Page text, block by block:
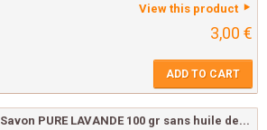
View this product
3,00 €
ADD TO CART
Savon PURE LAVANDE 100 gr sans huile de...